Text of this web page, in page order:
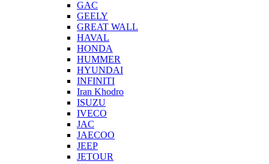
GAC
GEELY
GREAT WALL
HAVAL
HONDA
HUMMER
HYUNDAI
INFINITI
Iran Khodro
ISUZU
IVECO
JAC
JAECOO
JEEP
JETOUR